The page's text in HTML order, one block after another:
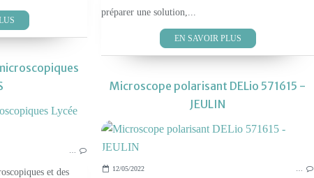
préparer une solution,...
EN SAVOIR PLUS
et des
Microscope polarisant DELio 571615 -
JEULIN
12/05/2022